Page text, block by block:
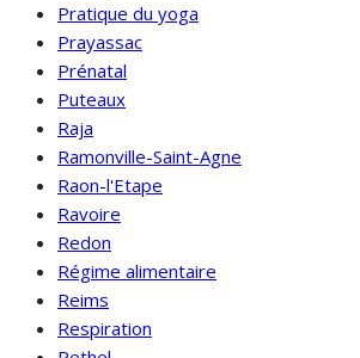
Pratique du yoga
Prayassac
Prénatal
Puteaux
Raja
Ramonville-Saint-Agne
Raon-l'Etape
Ravoire
Redon
Régime alimentaire
Reims
Respiration